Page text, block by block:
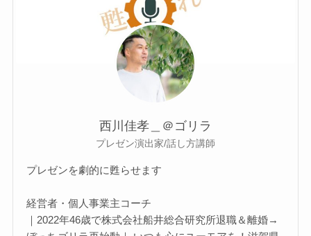
西川佳孝＿＠ゴリラ
プレゼン演出家/話し方講師
プレゼンを劇的に甦らせます
経営者・個人事業主コーチ
｜2022年46歳で株式会社船井総合研究所退職＆離婚→